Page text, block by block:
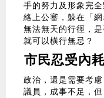
手的努力及形象完
絡上公審，躲在「
無法無天的行徑，
就可以橫行無忌？
市民忍受內
政治，還是需要考
議員，成事不足，